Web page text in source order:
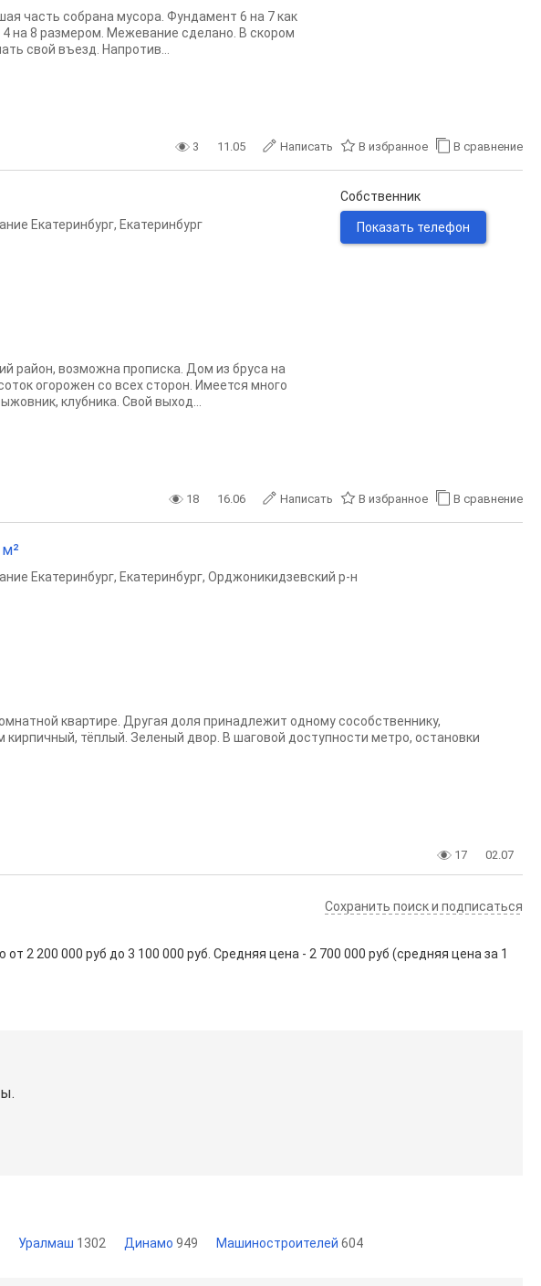
часть собрана мусора. Фундамент 6 на 7 как
на 8 размером. Межевание сделано. В скором
свой въезд. Напротив...
3 11.05 Написать В избранное В сравнение
Екатеринбург, Екатеринбург
район, возможна прописка. Дом из бруса на
огорожен со всех сторон. Имеется много
клубника. Свой выход...
Собственник
Показать телефон
18 16.06 Написать В избранное В сравнение
Екатеринбург, Екатеринбург, Орджоникидзевский р-н
квартире. Другая доля принадлежит одному сособственнику,
тёплый. Зеленый двор. В шаговой доступности метро, остановки
17 02.07
Сохранить поиск и подписаться
2 200 000 руб до 3 100 000 руб. Средняя цена - 2 700 000 руб (средняя цена за 1
Уралмаш 1302 Динамо 949 Машиностроителей 604